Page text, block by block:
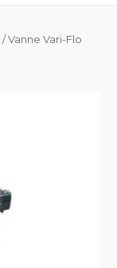
/ Vanne Vari-Flo